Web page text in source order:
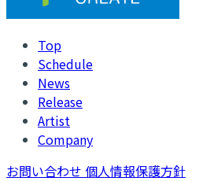
Top
Schedule
News
Release
Artist
Company
お問い合わせ 個人情報保護方針